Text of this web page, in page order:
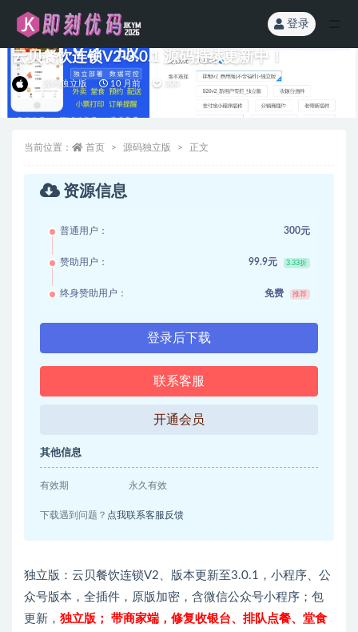
登录
云贝餐饮连锁V2-3.0.1 源码持续更新中！
源码独立版 10 月前
当前位置： 首页 源码独立版 正文
资源信息
普通用户： 300元
赞助用户： 99.9元 3.33折
终身赞助用户： 免费 推荐
登录后下载
联系客服
开通会员
其他信息
有效期 永久有效
下载遇到问题？ 点我联系客服反馈
独立版：云贝餐饮连锁V2、版本更新至3.0.1，小程序、公
众号版本，全插件，原版加密，含微信公众号小程序；包
更新， 独立版； 带商家端，修复收银台、排队点餐、堂食